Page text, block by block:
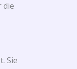
die
Sie